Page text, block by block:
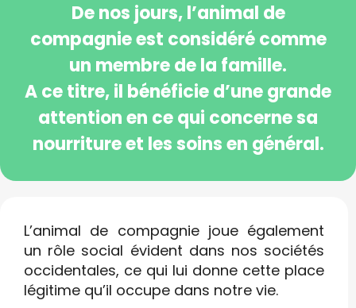
De nos jours, l’animal de
compagnie est considéré comme
un membre de la famille.
A ce titre, il bénéficie d’une grande
attention en ce qui concerne sa
nourriture et les soins en général.
L’animal de compagnie joue également
un rôle social évident dans nos sociétés
occidentales, ce qui lui donne cette place
légitime qu’il occupe dans notre vie.